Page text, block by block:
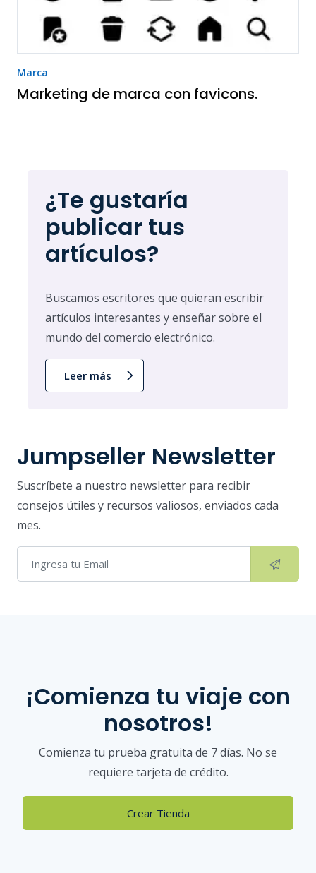
Marca
Marketing de marca con favicons.
¿Te gustaría
publicar tus
artículos?
Buscamos escritores que quieran escribir
artículos interesantes y enseñar sobre el
mundo del comercio electrónico.
Leer más
Jumpseller Newsletter
Suscríbete a nuestro newsletter para recibir
consejos útiles y recursos valiosos, enviados cada
mes.
¡Comienza tu viaje con
nosotros!
Comienza tu prueba gratuita de 7 días. No se
requiere tarjeta de crédito.
Crear Tienda